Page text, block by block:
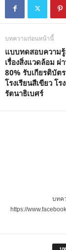
บทความก่อนหน้านี้
แบบทดสอบความ
เรื่องสิ่งแวดล้อม ผ่
80% รับเกียรติบัต
โรงเรียนสีเขียว โร
รัตนาธิเบศร์
บทค
https://
บ